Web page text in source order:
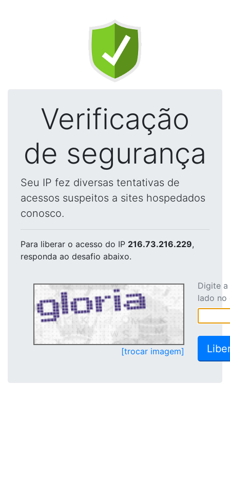
Verificação
de segurança
Seu IP fez diversas tentativas de
acessos suspeitos a sites hospedados
conosco.
Para liberar o acesso do IP 216.73.216.229,
responda ao desafio abaixo.
[trocar imagem]
Digite
lado no